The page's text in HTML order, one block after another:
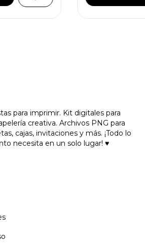
para imprimir. Kit digitales para
creativa. Archivos PNG para
cajas, invitaciones y más. ¡Todo lo
necesita en un solo lugar! ♥